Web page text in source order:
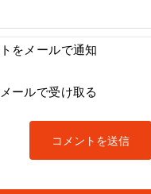
をメールで通知
ールで受け取る